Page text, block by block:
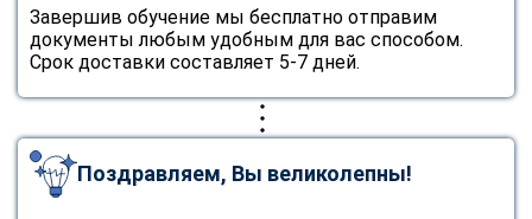
Завершив обучение мы бесплатно отправим
документы любым удобным для вас способом.
Срок доставки составляет 5-7 дней.
Поздравляем, Вы великолепны!